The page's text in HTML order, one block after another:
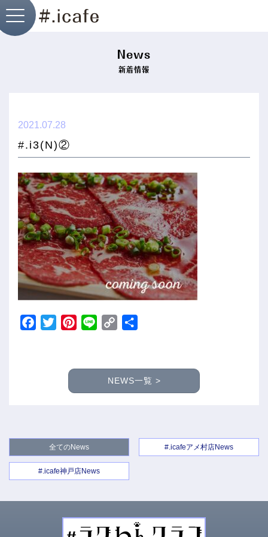
├ i.cafe神戸店
├ i.cafe北野店
├ I.Dog神戸店
├ cafepri
News
新着情報
2021.07.28
#.i3(N)②
Facebook
TwitterPinterest
Line
Copy
NEWS一覧 >
全てのNews #.icafeアメ村店News
#.icafe神戸店News